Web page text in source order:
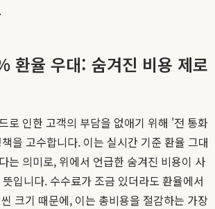
환율 우대: 숨겨진 비용 제로
로 인한 고객의 부담을 없애기 위해 '전 통화
을 고수합니다. 이는 실시간 기준 환율 그대
는 의미로, 위에서 언급한 숨겨진 비용이 사
입니다. 수수료가 조금 있더라도 환율에서
크기 때문에, 이는 총비용을 절감하는 가장